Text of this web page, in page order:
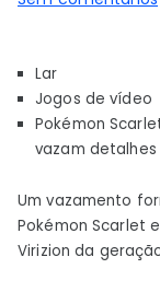
Lar
Jogos de vídeo
Pokémon
vazam detalhes
Um vazamento
Pokémon Scarlet
Virizion da